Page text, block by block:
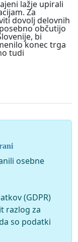
lažje upirali
Za
dovolj delovnih
občutijo
bi
konec trga
tudi
osebne
(GDPR)
razlog za
so podatki